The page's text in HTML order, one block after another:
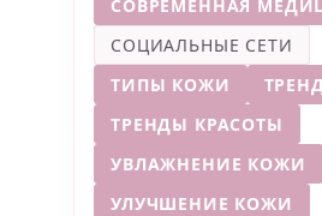
СОВРЕМЕННАЯ
СОЦИАЛЬНЫЕ СЕТИ
ТИПЫ КОЖИ
ТРЕНДЫ КРАСОТЫ
УВЛАЖНЕНИЕ КОЖИ
УЛУЧШЕНИЕ КОЖИ